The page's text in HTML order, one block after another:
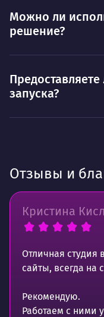
Можно ли
решение?
запуска?
Отзывы и
Кристина
Отличная
сайты, всегда на
Рекомендую.
Работаем с ними